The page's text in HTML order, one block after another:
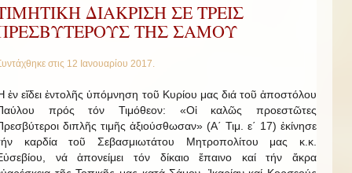
ΔΙΑΚΡΙΣΗ ΣΕ ΤΡΕΙΣ
ΤΗΣ ΣΑΜΟΥ
στις 12 Ιανουαρίου 2017.
ἐν εἴδει ἐντολῆς ὑπόμνηση τοῦ Κυρίου μας διά τοῦ ἀποστόλου
πρός τόν Τιμόθεον: «Οἱ καλῶς προεστῶτες
διπλῆς τιμῆς ἀξιούσθωσαν» (Α΄ Τιμ. ε΄ 17) ἐκίνησε
καρδία τοῦ Σεβασμιωτάτου Μητροπολίτου μας κ.κ.
νά ἀπονείμει τόν δίκαιο ἔπαινο καί τήν ἄκρα